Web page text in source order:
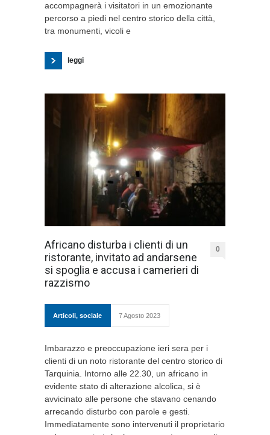
accompagnerà i visitatori in un emozionante
percorso a piedi nel centro storico della città,
tra monumenti, vicoli e
leggi
Africano disturba i clienti di un
ristorante, invitato ad andarsene
si spoglia e accusa i camerieri di
razzismo
0
Articoli, sociale 7 Agosto 2023
Imbarazzo e preoccupazione ieri sera per i
clienti di un noto ristorante del centro storico di
Tarquinia. Intorno alle 22.30, un africano in
evidente stato di alterazione alcolica, si è
avvicinato alle persone che stavano cenando
arrecando disturbo con parole e gesti.
Immediatamente sono intervenuti il proprietario